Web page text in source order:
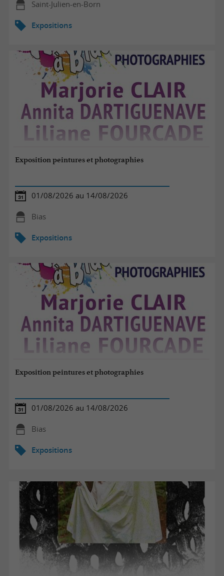
Saint-Julien-en-Born
Expositions
Exposition peintures et photographies
01/08/2026 au 14/08/2026
Bias
Expositions
Exposition peintures et photographies
01/08/2026 au 14/08/2026
Bias
Expositions